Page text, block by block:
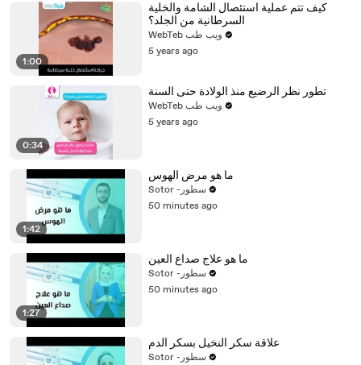
1:00
كيف تتم عملية استئصال الشامة والخلية
السرطانية من الجلد؟
WebTeb ويب طب
5 years ago
0:34
تطور نظر الرضيع منذ الولادة حتى السنة
WebTeb ويب طب
5 years ago
1:42
ما هو مرض الهوس
Sotor -سطور
50 minutes ago
1:27
ما هو علاج صداع العين
Sotor -سطور
50 minutes ago
علاقة سكر النخيل بسكر الدم
Sotor -سطور